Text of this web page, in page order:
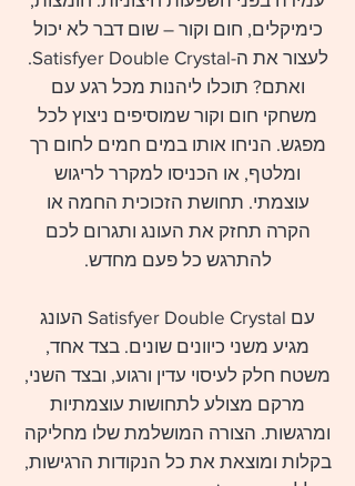
כימיקלים, חום וקור – שום דבר לא יכול
לעצור את ה-Satisfyer Double Crystal.
ואתם? תוכלו ליהנות מכל רגע עם
משחקי חום וקור שמוסיפים ניצוץ לכל
מפגש. הניחו אותו במים חמים לחום רך
ומלטף, או הכניסו למקרר לריגוש
עוצמתי. תחושת הזכוכית החמה או
הקרה תחזק את העונג ותגרום לכם
להתרגש כל פעם מחדש.
עם Satisfyer Double Crystal העונג
מגיע משני כיוונים שונים. בצד אחד,
משטח חלק לעיסוי עדין ורגוע, ובצד השני,
מרקם מצולע לתחושות עוצמתיות
ומרגשות. הצורה המושלמת שלו מחליקה
בקלות ומוצאת את כל הנקודות הרגישות,